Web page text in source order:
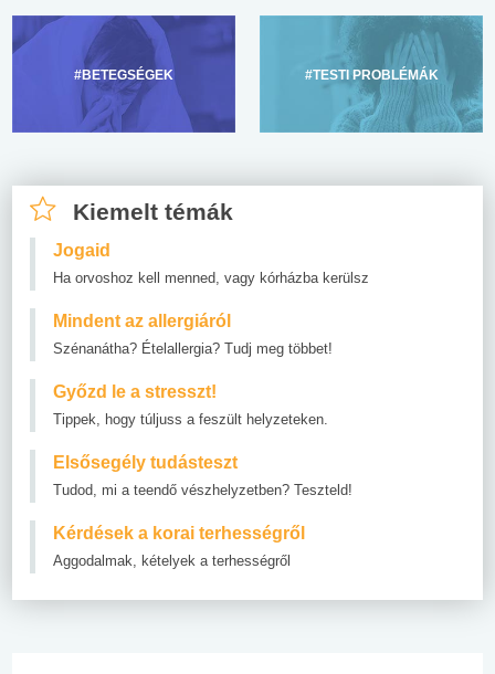
#BETEGSÉGEK #TESTI PROBLÉMÁK
Kiemelt témák
Jogaid
Ha orvoshoz kell menned, vagy kórházba kerülsz
Mindent az allergiáról
Szénanátha? Ételallergia? Tudj meg többet!
Győzd le a stresszt!
Tippek, hogy túljuss a feszült helyzeteken.
Elsősegély tudásteszt
Tudod, mi a teendő vészhelyzetben? Teszteld!
Kérdések a korai terhességről
Aggodalmak, kételyek a terhességről